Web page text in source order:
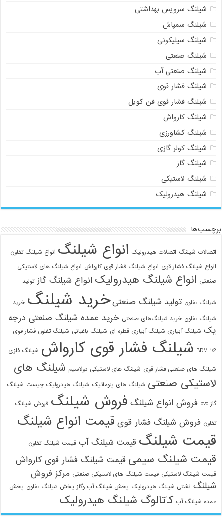
شیلنگ سرویس بهداشتی
شیلنگ سمپاش
شیلنگ سیلیکونی
شیلنگ صنعتی
شیلنگ صنعتی آب
شیلنگ فشار قوی
شیلنگ فشار قوی فن کویل
شیلنگ کارواش
شیلنگ کشاورزی
شیلنگ کولر گازی
شیلنگ گاز
شیلنگ لاستیکی
شیلنگ هیدرولیک
برچسب‌ها
اتصالات شیلنگ اتصالات هیدرولیک انواع شیلنگ انواع شیلنگ تفلون
انواع شیلنگ فشار قوی انواع شیلنگ فشار قوی کارواش انواع شیلنگ های لاستیکی
صنعتی انواع شیلنگ هیدرولیک انواع شیلنگ گاز تولید
شیلنگ تفلون تولید شیلنگ صنعتی خرید شیلنگ خرید
شیلنگ تفلون خرید شیلنگ‌های صنعتی خرید عمده شیلنگ صنعتی درجه
یک شیلنگ آبیاری شیلنگ آبیاری قطره ای شیلنگ باغبانی شیلنگ تفلون فشار قوی
1/2 BDM شیلنگ فشار قوی کارواش شیلنگ فلزی
شیلنگ های صنعتی فشار قوی شیلنگ های لاستیکی دولاسیم شیلنگ های
لاستیکی صنعتی شیلنگ های پنوماتیک شیلنگ هیدرولیک چیست شیلنگ
گاز pvc فروش انواع شیلنگ فروش شیلنگ فروش شیلنگ
تفلون فروش شیلنگ فشار قوی قیمت انواع شیلنگ
قیمت شیلنگ قیمت شیلنگ آب قیمت شیلنگ تفلون
قیمت شیلنگ سیمی قیمت شیلنگ فشار قوی کارواش
قیمت شیلنگ لاستیکی قیمت شیلنگ های لاستیکی صنعتی مرکز فروش
شیلنگ نشتی شیلنگ هیدرولیک پخش شیلنگ آب وگاز پخش شیلنگ تفلون پخش
عمده شیلنگ آب کاتالوگ شیلنگ هیدرولیک